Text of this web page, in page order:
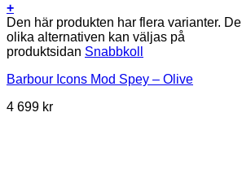
+
Den här produkten har flera varianter. De
olika alternativen kan väljas på
produktsidan Snabbkoll
Barbour Icons Mod Spey – Olive
4 699 kr